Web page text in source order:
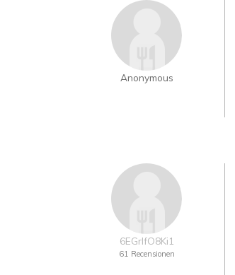
Anonymous
6EGrIfO8Ki1
61 Recensionen